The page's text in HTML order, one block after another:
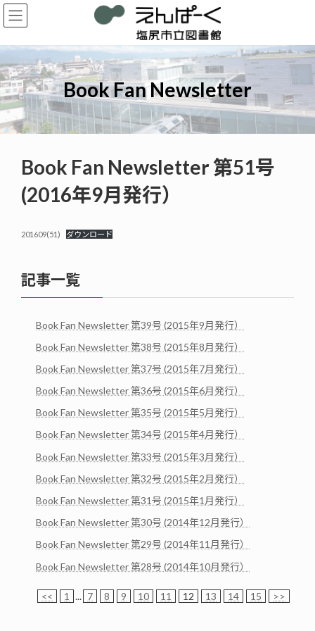
コ
ン
ン
ツ
へ
ス
キ
ッ
プ
ナ
ビ
ー
シ
ョ
ン
に
移
動
Book Fan Newsletter
Book Fan Newsletter 第51号
(2016年9月発行）
201609(51) ダウンロード
記事一覧
Book Fan Newsletter 第39号 (2015年9月発行）
Book Fan Newsletter 第38号 (2015年8月発行）
Book Fan Newsletter 第37号 (2015年7月発行）
Book Fan Newsletter 第36号 (2015年6月発行）
Book Fan Newsletter 第35号 (2015年5月発行）
Book Fan Newsletter 第34号 (2015年4月発行）
Book Fan Newsletter 第33号 (2015年3月発行）
Book Fan Newsletter 第32号 (2015年2月発行）
Book Fan Newsletter 第31号 (2015年1月発行）
Book Fan Newsletter 第30号 (2014年12月発行）
Book Fan Newsletter 第29号 (2014年11月発行）
Book Fan Newsletter 第28号 (2014年10月発行）
<< 1 ... 7 8 9 10 11 12 13 14 15 >>